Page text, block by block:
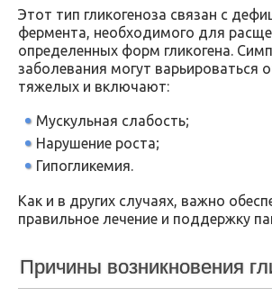
Этот тип гликогеноза связан с
фермента, необходимого для
определенных форм гликогена.
заболевания могут варьироваться
тяжелых и включают:
Мускульная слабость;
Нарушение роста;
Гипогликемия.
Как и в других случаях, важно
правильное лечение и поддержку
Причины возникновения